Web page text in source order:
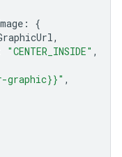
:
{
,
"CENTER_INSIDE" ,
graphic}}" ,